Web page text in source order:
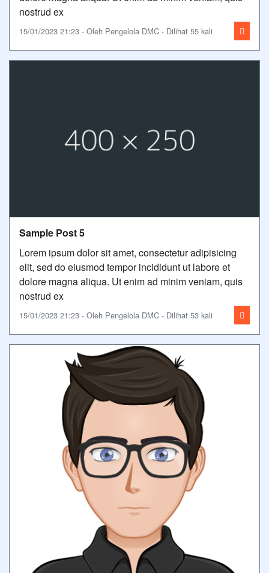
nostrud ex
15/01/2023 21:23 - Oleh Pengelola DMC - Dilihat 55 kali
Sample Post 5
Lorem ipsum dolor sit amet, consectetur adipisicing
elit, sed do eiusmod tempor incididunt ut labore et
dolore magna aliqua. Ut enim ad minim veniam, quis
nostrud ex
15/01/2023 21:23 - Oleh Pengelola DMC - Dilihat 53 kali